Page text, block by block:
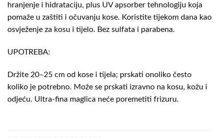
hranjenje i hidrataciju, plus UV apsorber tehnologiju koja
pomaže u zaštiti i očuvanju kose. Koristite tijekom dana kao
osvježenje za kosu i tijelo. Bez sulfata i parabena.
UPOTREBA:
Držite 20–25 cm od kose i tijela; prskati onoliko često
koliko je potrebno. Može se prskati izravno na kosu, kožu i
odjeću. Ultra-fina maglica neće poremetiti frizuru.